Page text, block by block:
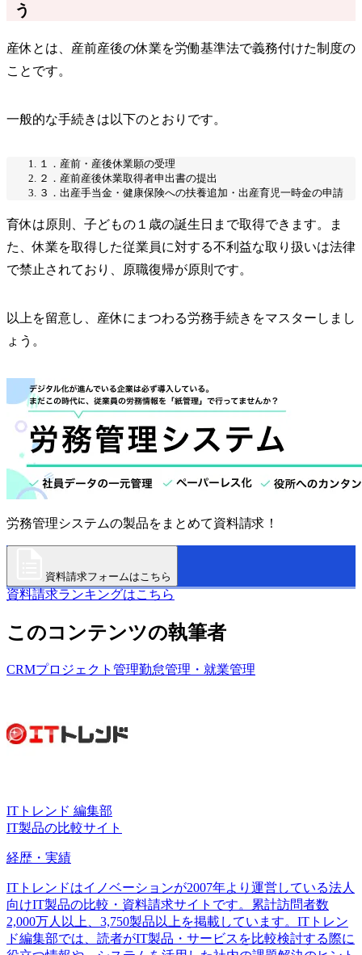
う
産休とは、産前産後の休業を労働基準法で義務付けた制度の
ことです。
一般的な手続きは以下のとおりです。
１．産前・産後休業願の受理
２．産前産後休業取得者申出書の提出
３．出産手当金・健康保険への扶養追加・出産育児一時金の申請
育休は原則、子どもの１歳の誕生日まで取得できます。ま
た、休業を取得した従業員に対する不利益な取り扱いは法律
で禁止されており、原職復帰が原則です。
以上を留意し、産休にまつわる労務手続きをマスターしまし
ょう。
労務管理システムの製品をまとめて資料請求！
資料請求フォームはこちら
資料請求ランキングはこちら
このコンテンツの執筆者
CRMプロジェクト管理勤怠管理・就業管理
ITトレンド 編集部
IT製品の比較サイト
経歴・実績
ITトレンドはイノベーションが2007年より運営している法人
向けIT製品の比較・資料請求サイトです。累計訪問者数
2,000万人以上、3,750製品以上を掲載しています。ITトレン
ド編集部では、読者がIT製品・サービスを比較検討する際に